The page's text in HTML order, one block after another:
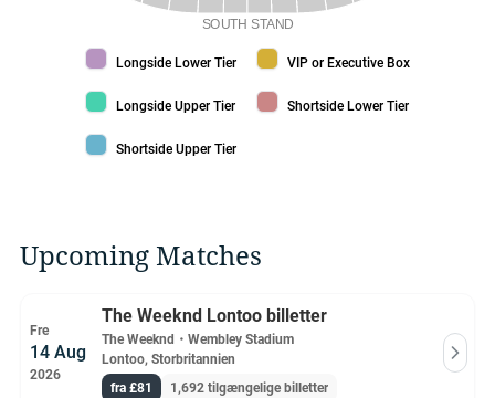
SOUTH STAND
Longside Lower Tier color
Longside Lower Tier VIP or Executive Box color
VIP or Executive Box
Longside Upper Tier color
Longside Upper Tier Shortside Lower Tier color
Shortside Lower Tier
Shortside Upper Tier color
Shortside Upper Tier
Upcoming Matches
Fre
14 Aug
2026
The Weeknd Lontoo billetter
The Weeknd ・ Wembley Stadium
Lontoo, Storbritannien
fra £81
1,692 tilgængelige billetter